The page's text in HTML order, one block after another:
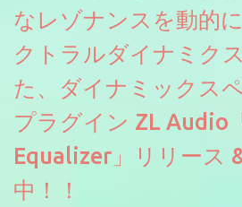
なレゾナンスを動的
クトラルダイナミク
た、ダイナミックス
プラグイン ZL Audio
Equalizer」リリース
中！！